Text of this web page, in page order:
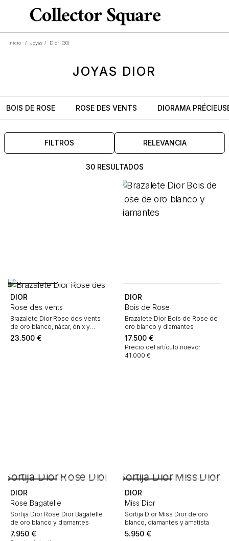
Inicio / Joyas / Dior (30)
JOYAS DIOR
BOIS DE ROSE ROSE DES VENTS DIORAMA
FILTROS RELEVANCIA
30 RESULTADOS
DIOR
Rose des vents
Brazalete Dior Rose des vents
de oro blanco, nácar, ónix y
diamantes
23.500 €
DIOR
Bois de Rose
Brazalete Dior Bois de Rose de
oro blanco y diamantes
17.500 €
Precio del artículo nuevo:
41.000 €
DIOR
Rose Bagatelle
Sortija Dior Rose Dior Bagatelle
de oro blanco y diamantes
7.950 €
DIOR
Miss Dior
Sortija Dior Miss Dior de oro
blanco, diamantes y amatista
5.950 €